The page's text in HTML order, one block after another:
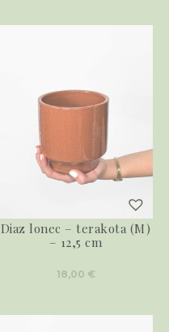
Diaz lonec – terakota (M)
– 12,5 cm
18,00 €